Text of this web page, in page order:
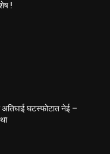
!
अतिघाई घटस्फोटात नेई –